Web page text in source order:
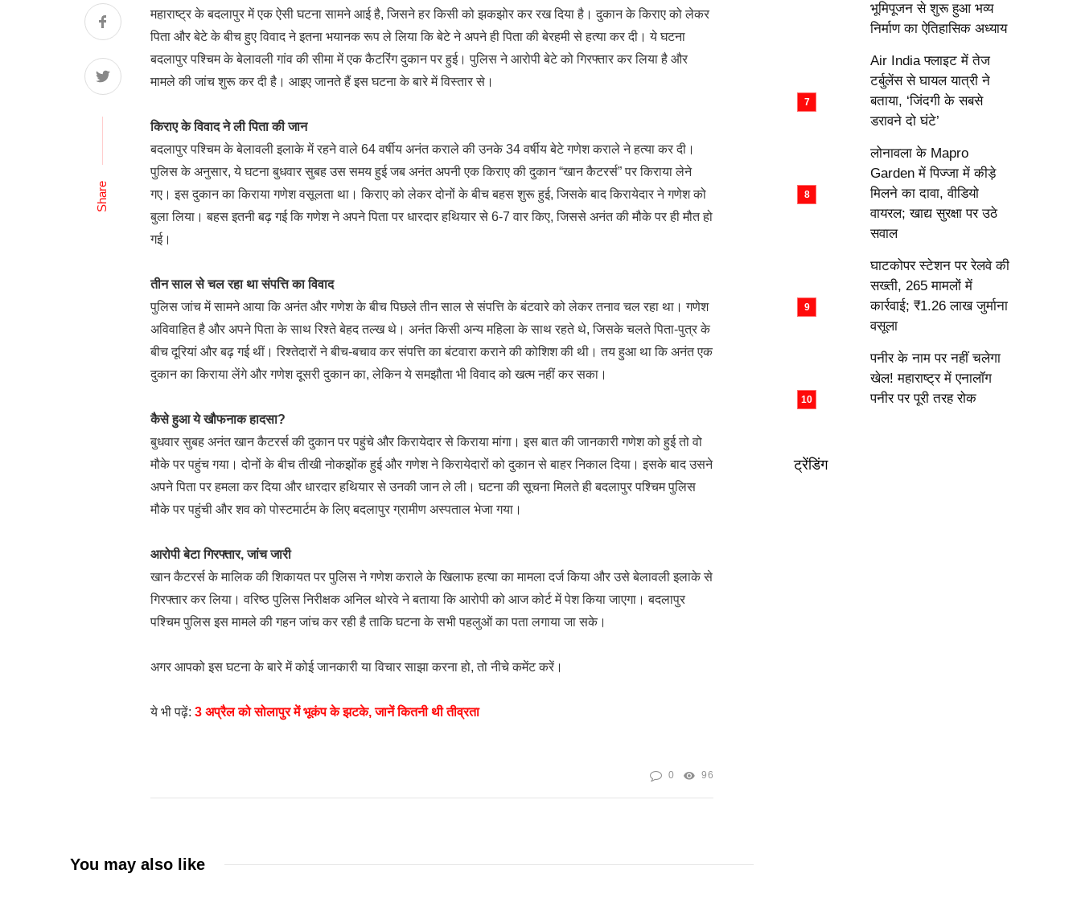
Share
महाराष्ट्र के बदलापुर में एक ऐसी घटना सामने आई है, जिसने हर किसी को झकझोर कर रख दिया है। दुकान के किराए को लेकर
पिता और बेटे के बीच हुए विवाद ने इतना भयानक रूप ले लिया कि बेटे ने अपने ही पिता की बेरहमी से हत्या कर दी। ये घटना
बदलापुर पश्चिम के बेलावली गांव की सीमा में एक कैटरिंग दुकान पर हुई। पुलिस ने आरोपी बेटे को गिरफ्तार कर लिया है और
मामले की जांच शुरू कर दी है। आइए जानते हैं इस घटना के बारे में विस्तार से।
किराए के विवाद ने ली पिता की जान
बदलापुर पश्चिम के बेलावली इलाके में रहने वाले 64 वर्षीय अनंत कराले की उनके 34 वर्षीय बेटे गणेश कराले ने हत्या कर दी।
पुलिस के अनुसार, ये घटना बुधवार सुबह उस समय हुई जब अनंत अपनी एक किराए की दुकान “खान कैटरर्स” पर किराया लेने
गए। इस दुकान का किराया गणेश वसूलता था। किराए को लेकर दोनों के बीच बहस शुरू हुई, जिसके बाद किरायेदार ने गणेश को
बुला लिया। बहस इतनी बढ़ गई कि गणेश ने अपने पिता पर धारदार हथियार से 6-7 वार किए, जिससे अनंत की मौके पर ही मौत हो
गई।
तीन साल से चल रहा था संपत्ति का विवाद
पुलिस जांच में सामने आया कि अनंत और गणेश के बीच पिछले तीन साल से संपत्ति के बंटवारे को लेकर तनाव चल रहा था। गणेश
अविवाहित है और अपने पिता के साथ रिश्ते बेहद तल्ख थे। अनंत किसी अन्य महिला के साथ रहते थे, जिसके चलते पिता-पुत्र के
बीच दूरियां और बढ़ गई थीं। रिश्तेदारों ने बीच-बचाव कर संपत्ति का बंटवारा कराने की कोशिश की थी। तय हुआ था कि अनंत एक
दुकान का किराया लेंगे और गणेश दूसरी दुकान का, लेकिन ये समझौता भी विवाद को खत्म नहीं कर सका।
कैसे हुआ ये खौफनाक हादसा?
बुधवार सुबह अनंत खान कैटरर्स की दुकान पर पहुंचे और किरायेदार से किराया मांगा। इस बात की जानकारी गणेश को हुई तो वो
मौके पर पहुंच गया। दोनों के बीच तीखी नोकझोंक हुई और गणेश ने किरायेदारों को दुकान से बाहर निकाल दिया। इसके बाद उसने
अपने पिता पर हमला कर दिया और धारदार हथियार से उनकी जान ले ली। घटना की सूचना मिलते ही बदलापुर पश्चिम पुलिस
मौके पर पहुंची और शव को पोस्टमार्टम के लिए बदलापुर ग्रामीण अस्पताल भेजा गया।
आरोपी बेटा गिरफ्तार, जांच जारी
खान कैटरर्स के मालिक की शिकायत पर पुलिस ने गणेश कराले के खिलाफ हत्या का मामला दर्ज किया और उसे बेलावली इलाके से
गिरफ्तार कर लिया। वरिष्ठ पुलिस निरीक्षक अनिल थोरवे ने बताया कि आरोपी को आज कोर्ट में पेश किया जाएगा। बदलापुर
पश्चिम पुलिस इस मामले की गहन जांच कर रही है ताकि घटना के सभी पहलुओं का पता लगाया जा सके।
अगर आपको इस घटना के बारे में कोई जानकारी या विचार साझा करना हो, तो नीचे कमेंट करें।
ये भी पढ़ें: 3 अप्रैल को सोलापुर में भूकंप के झटके, जानें कितनी थी तीव्रता
0 96
You may also like
भूमिपूजन से शुरू हुआ भव्य
निर्माण का ऐतिहासिक अध्याय
Air India फ्लाइट में तेज
टर्बुलेंस से घायल यात्री ने
बताया, ‘जिंदगी के सबसे
डरावने दो घंटे’
लोनावला के Mapro
Garden में पिज्जा में कीड़े
मिलने का दावा, वीडियो
वायरल; खाद्य सुरक्षा पर उठे
सवाल
घाटकोपर स्टेशन पर रेलवे की
सख्ती, 265 मामलों में
कार्रवाई; ₹1.26 लाख जुर्माना
वसूला
पनीर के नाम पर नहीं चलेगा
खेल! महाराष्ट्र में एनालॉग
पनीर पर पूरी तरह रोक
ट्रेंडिंग